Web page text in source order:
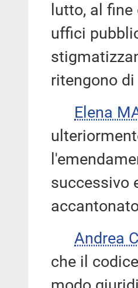
lutto, al
uffici
ritengono
Elena
successivo
Andrea
che il